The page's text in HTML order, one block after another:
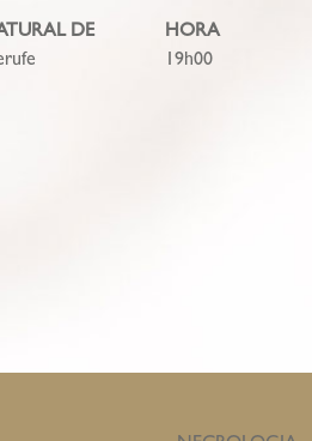
DE
HORA
19h00